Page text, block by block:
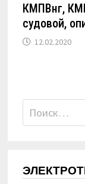
КМПВнг,
судовой,
12.02.2020
Найти: